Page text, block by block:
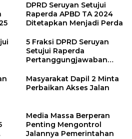
DPRD Seruyan Setujui
Raperda APBD TA 2024
Ditetapkan Menjadi Perda
5 Fraksi DPRD Seruyan
Setujui Raperda
Pertanggungjawaban
2024
Masyarakat Dapil 2 Minta
Perbaikan Akses Jalan
Media Massa Berperan
Penting Mengontrol
Jalannya Pemerintahan